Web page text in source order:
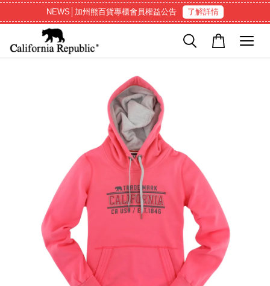
NEWS│加州熊百貨專櫃會員權益公告 了解詳情